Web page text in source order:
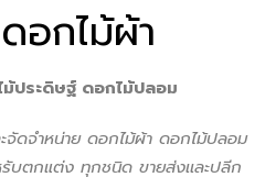
อกไม้ผ้า
ประดิษฐ์ ดอกไม้ปลอม
จัดจำหน่าย ดอกไม้ผ้า ดอกไม้ปลอม
บตกแต่ง ทุกชนิด ขายส่งเเละปลีก